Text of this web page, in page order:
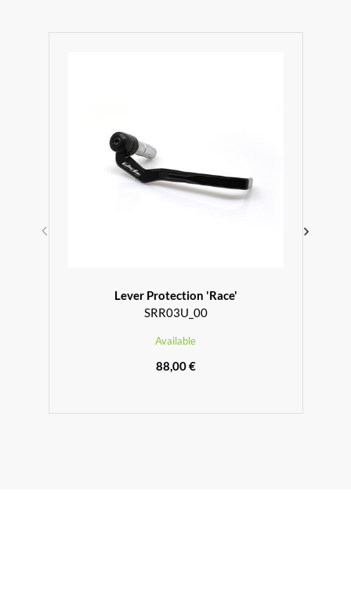
Lever Protection 'Race'
SRR03U_00
Available
88,00 €